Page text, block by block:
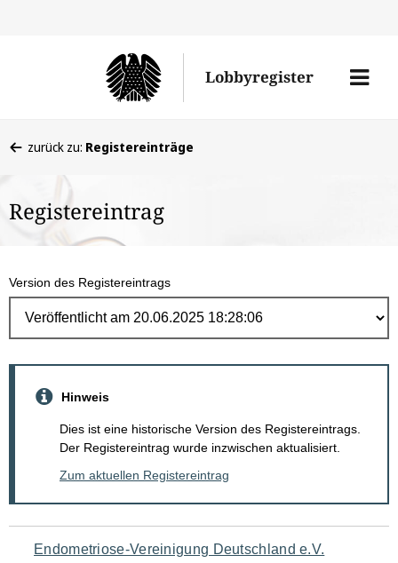
Lobbyregister
Menü
befinden
hier:
zurück zu: Registereinträge
Registereintrag
Version des Registereintrags
Hinweis
Dies ist eine historische Version des Registereintrags.
Der Registereintrag wurde inzwischen aktualisiert.
Zum aktuellen Registereintrag
Navigation
Endometriose-Vereinigung Deutschland e.V.